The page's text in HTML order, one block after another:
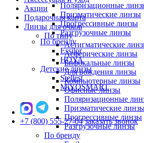
Акции
Подарочная карта
Линзы для очков
По типу
Астигматические
Асферические линзы
Бифокальные линзы
Для вождения линзы
Компьютерные линзы
Офисные линзы
Поляризационные
Призматические
Прогрессивные линзы
Разгрузочные линзы
По бренду
Поляризационные
Призматические линзы
Прогрессивные линзы
Разгрузочные линзы
По бренду
Essilor
HOYA
Детские линзы
Stellest
MiYOSMART
+7 (800) 555-27-04 заказать звонок